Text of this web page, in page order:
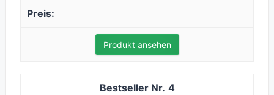
Produkt ansehen
4